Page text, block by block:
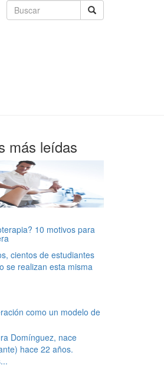
más leídas
10 motivos para
cientos de estudiantes
se realizan esta misma
como un modelo de
Domínguez, nace
hace 22 años.